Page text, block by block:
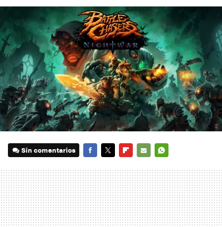
Sin comentarios
MAIL